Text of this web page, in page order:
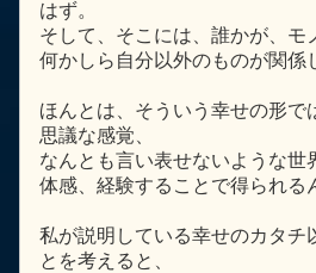
はず。
そして、そこには、誰かが、モ
何かしら自分以外のものが関係
ほんとは、そういう幸せの形で
思議な感覚、
なんとも言い表せないような世
体感、経験することで得られる
私が説明している幸せのカタチ
とを考えると、